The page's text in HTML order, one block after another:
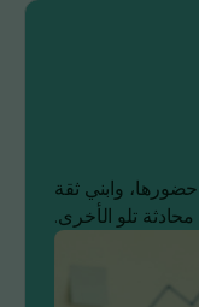
وابني ثقة
تلو الأخرى.